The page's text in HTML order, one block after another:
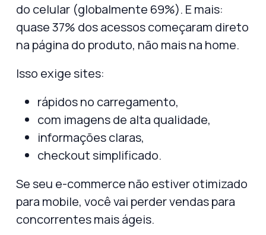
do celular (globalmente 69%). E mais:
quase37% dos acessos começaram direto
na página do produto, não mais na home.
Isso exige sites:
rápidos no carregamento,
com imagens de alta qualidade,
informações claras,
checkout simplificado.
Se seu e-commerce não estiver otimizado
para mobile, você vai perder vendas para
concorrentes mais ágeis.